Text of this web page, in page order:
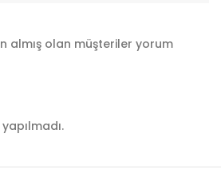
almış olan müşteriler yorum